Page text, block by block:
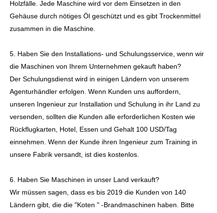
Holzfälle. Jede Maschine wird vor dem Einsetzen in den
Gehäuse durch nötiges Öl geschützt und es gibt Trockenmittel
zusammen in die Maschine.
5. Haben Sie den Installations- und Schulungsservice, wenn wir
die Maschinen von Ihrem Unternehmen gekauft haben?
Der Schulungsdienst wird in einigen Ländern von unserem
Agenturhändler erfolgen. Wenn Kunden uns auffordern,
unseren Ingenieur zur Installation und Schulung in ihr Land zu
versenden, sollten die Kunden alle erforderlichen Kosten wie
Rückflugkarten, Hotel, Essen und Gehalt 100 USD/Tag
einnehmen. Wenn der Kunde ihren Ingenieur zum Training in
unsere Fabrik versandt, ist dies kostenlos.
6. Haben Sie Maschinen in unser Land verkauft?
Wir müssen sagen, dass es bis 2019 die Kunden von 140
Ländern gibt, die die "Koten " -Brandmaschinen haben. Bitte